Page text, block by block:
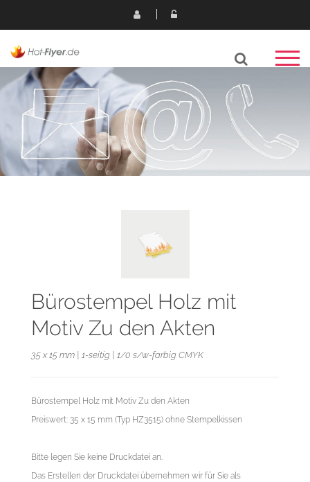
Bürostempel Holz mit
Motiv Zu den Akten
35 x 15 mm | 1-seitig | 1/0 s/w-farbig CMYK
Bürostempel Holz mit Motiv Zu den Akten
Preiswert: 35 x 15 mm (Typ HZ3515) ohne Stempelkissen
Bitte legen Sie keine Druckdatei an.
Das Erstellen der Druckdatei übernehmen wir für Sie als